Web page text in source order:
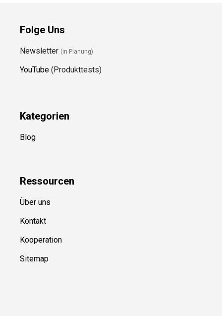
Folge Uns
Newsletter (in Planung)
YouTube (Produkttests)
Kategorien
Blog
Ressourcen
Über uns
Kontakt
Kooperation
Sitemap